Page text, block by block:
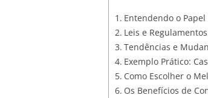
Entendendo o
Leis e
Tendências e
Exemplo Prático:
Como Escolher o
Os Benefícios de